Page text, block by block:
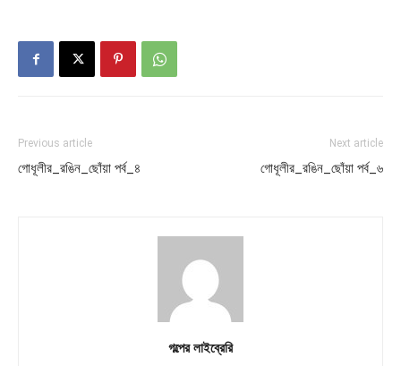
Previous article
গোধূলীর_রঙিন_ছোঁয়া পর্ব_৪
Next article
গোধূলীর_রঙিন_ছোঁয়া পর্ব_৬
গল্পের লাইব্রেরি